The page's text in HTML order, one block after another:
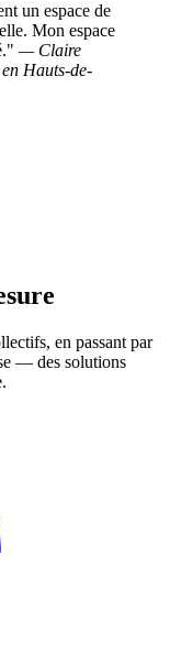
un espace de
Mon espace
— Claire
Hauts-de-
en passant par
— des solutions